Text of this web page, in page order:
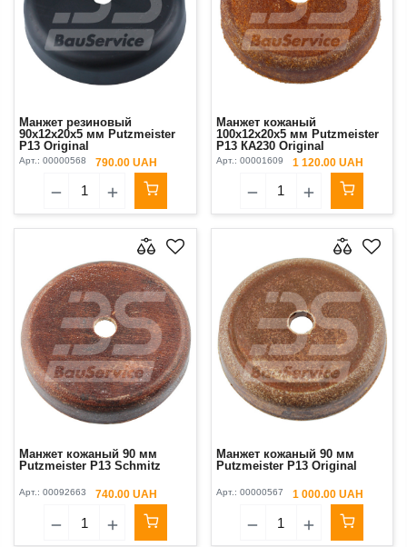
Манжет резиновый
90x12x20x5 мм Putzmeister
P13 Original
Арт.: 00000568 790.00 UAH
Манжет кожаный
100x12x20x5 мм Putzmeister
P13 КА230 Original
Арт.: 00001609 1 120.00 UAH
Манжет кожаный 90 мм
Putzmeister P13 Schmitz
Арт.: 00092663 740.00 UAH
Манжет кожаный 90 мм
Putzmeister P13 Original
Арт.: 00000567 1 000.00 UAH